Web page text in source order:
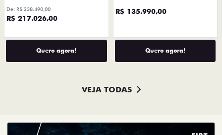
De: R$ 238.490,00
R$ 217.026,00
Quero agora!
R$ 135.990,00
Quero agora!
VEJA TODAS